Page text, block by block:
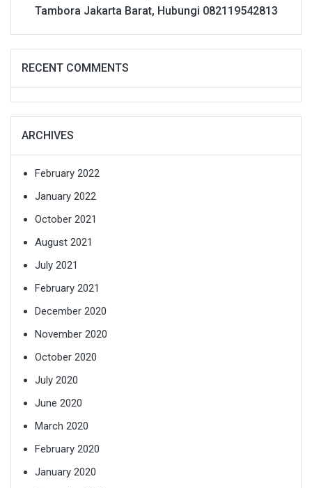
Tambora Jakarta Barat, Hubungi 082119542813
RECENT COMMENTS
ARCHIVES
February 2022
January 2022
October 2021
August 2021
July 2021
February 2021
December 2020
November 2020
October 2020
July 2020
June 2020
March 2020
February 2020
January 2020